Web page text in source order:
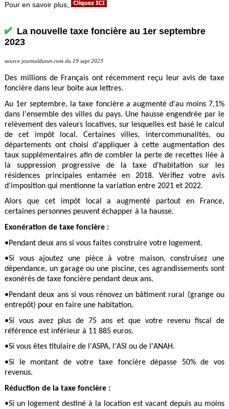
Pour en savoir plus,
La nouvelle taxe foncière au 1er septembre
2023
source journaldunet.com du 19 sept 2023
Des millions de Français ont récemment reçu leur avis de taxe
foncière dans leur boite aux lettres.
Au 1er septembre, la taxe foncière a augmenté d'au moins 7,1%
dans l'ensemble des villes du pays. Une hausse engendrée par le
relèvement des valeurs locatives, sur lesquelles est basé le calcul
de cet impôt local. Certaines villes, intercommunalités, ou
départements ont choisi d'appliquer à cette augmentation des
taux supplémentaires afin de combler la perte de recettes liée à
la suppression progressive de la taxe d'habitation sur les
résidences principales entamée en 2018. Vérifiez votre avis
d'imposition qui mentionne la variation entre 2021 et 2022.
Alors que cet impôt local a augmenté partout en France,
certaines personnes peuvent échapper à la hausse.
Exonération de taxe foncière :
•Pendant deux ans si vous faites construire votre logement.
•Si vous ajoutez une pièce à votre maison, construisez une
dépendance, un garage ou une piscine, ces agrandissements sont
exonérés de taxe foncière pendant deux ans.
•Pendant deux ans si vous rénovez un bâtiment rural (grange ou
entrepôt) pour en faire une habitation.
•Si vous avez plus de 75 ans et que votre revenu fiscal de
référence est inférieur à 11 885 euros.
•Si vous êtes titulaire de l'ASPA, l'ASI ou de l'ANAH.
•Si le montant de votre taxe foncière dépasse 50% de vos
revenus.
Réduction de la taxe foncière :
•Si un logement destiné à la location est vacant depuis au moins